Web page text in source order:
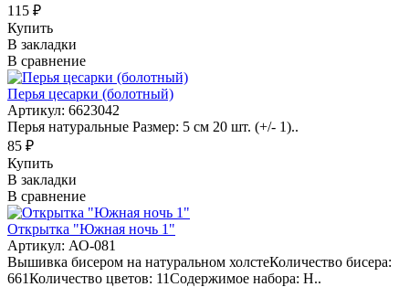
115 ₽
Купить
В закладки
В сравнение
Перья цесарки (болотный)
Артикул: 6623042
Перья натуральные Размер: 5 см 20 шт. (+/- 1)..
85 ₽
Купить
В закладки
В сравнение
Открытка "Южная ночь 1"
Артикул: АО-081
Вышивка бисером на натуральном холстеКоличество бисера:
661Количество цветов: 11Содержимое набора: Н..